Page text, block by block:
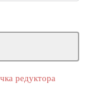
редуктора